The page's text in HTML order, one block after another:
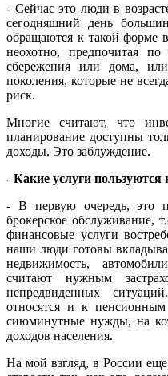
- Сейчас это люди в
сегодняшний день
обращаются к такой форме
неохотно, предпочитая по
сбережения или дома,
поколения, которые не
риск.
Многие считают, что
планирование доступны
доходы. Это заблуждение.
- Какие услуги
- В первую очередь, это
брокерское обслуживание,
финансовые услуги
наши люди готовы
недвижимость,
считают нужным
непредвиденных
относятся и к пенсионным
сиюминутные нужды, на
доходов населения.
На мой взгляд, в России еще